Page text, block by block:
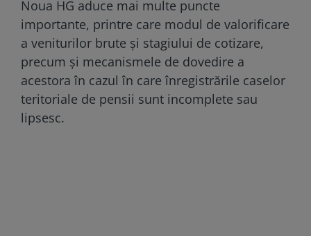
Noua HG aduce mai multe puncte
importante, printre care modul de valorificare
a veniturilor brute și stagiului de cotizare,
precum și mecanismele de dovedire a
acestora în cazul în care înregistrările caselor
teritoriale de pensii sunt incomplete sau
lipsesc.